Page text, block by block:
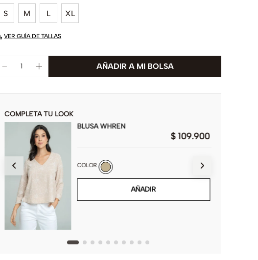
S M L XL
VER GUÍA DE TALLAS
COMPLETA TU LOOK
BLUSA WHREN
$ 109.900
COLOR
AÑADIR